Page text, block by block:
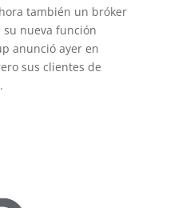
también un bróker
nueva función
anunció ayer en
sus clientes de